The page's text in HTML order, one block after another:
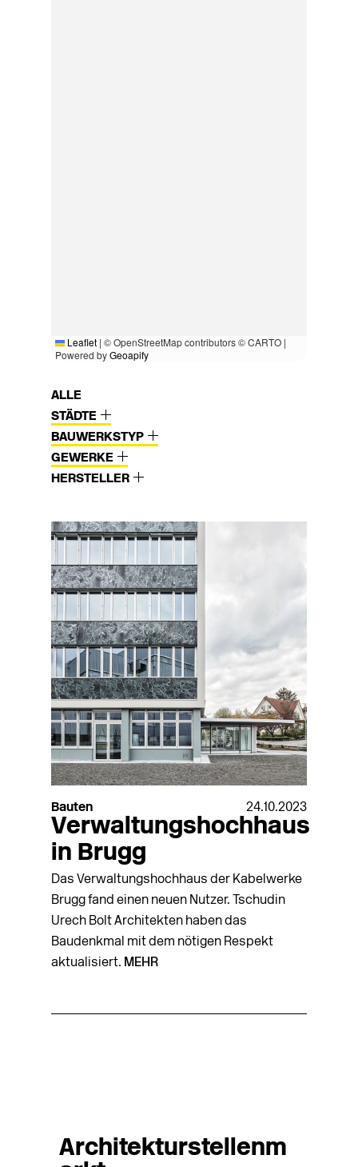
Leaflet | © OpenStreetMap contributors © CARTO |
Powered byGeoapify
ALLE
STÄDTE
BAUWERKSTYP
GEWERKE
HERSTELLER
Bauten 24.10.2023
Verwaltungshochhaus
in Brugg
Das Verwaltungshochhaus der Kabelwerke
Brugg fand einen neuen Nutzer. Tschudin
Urech Bolt Architekten haben das
Baudenkmal mit dem nötigen Respekt
aktualisiert. MEHR
Architekturstellenm